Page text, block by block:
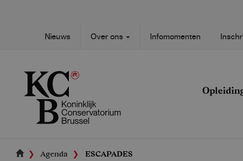
Secondary
navigation
Nieuws Over ons Infomomenten
navigation
Agenda ESCAPADES